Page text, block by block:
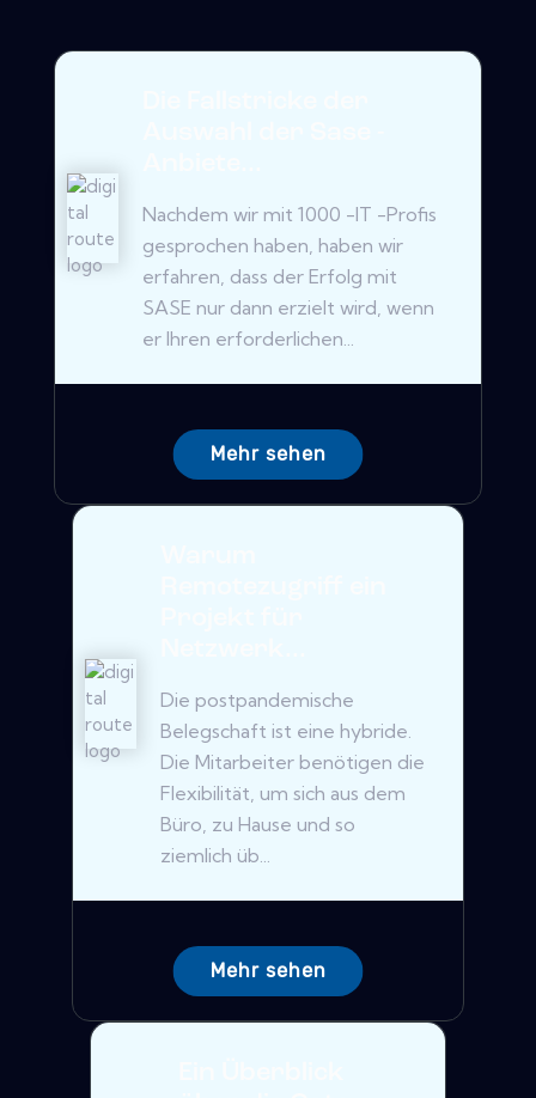
Nachdem wir mit 1000 -IT -Profis
gesprochen haben, haben wir
erfahren, dass der Erfolg mit
SASE nur dann erzielt wird, wenn
er Ihren erforderlichen...
Mehr sehen
Die postpandemische
Belegschaft ist eine hybride.
Die Mitarbeiter benötigen die
Flexibilität, um sich aus dem
Büro, zu Hause und so
ziemlich üb...
Mehr sehen